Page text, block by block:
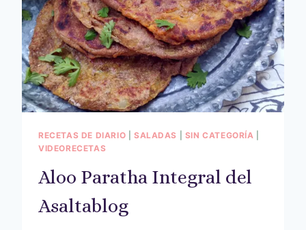
RECETAS DE DIARIO SALADAS SIN CATEGORÍA
VIDEORECETAS
Aloo Paratha Integral del
Asaltablog